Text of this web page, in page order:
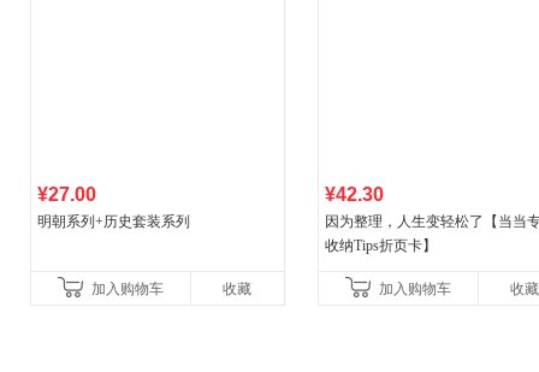
¥27.00
明朝系列+历史套装系列
加入购物车 收藏
¥42.30
因为整理，人生变轻松了【当当
收纳Tips折页卡】
加入购物车 收藏